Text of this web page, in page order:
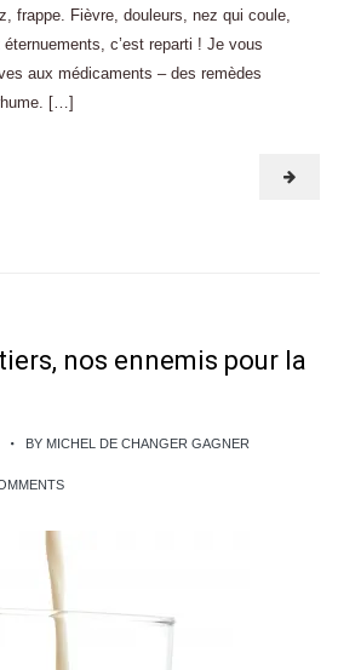
frappe. Fièvre, douleurs, nez qui coule,
c’est reparti ! Je vous
aux médicaments – des remèdes
[…]
nos ennemis pour la
BY MICHEL DE CHANGER GAGNER